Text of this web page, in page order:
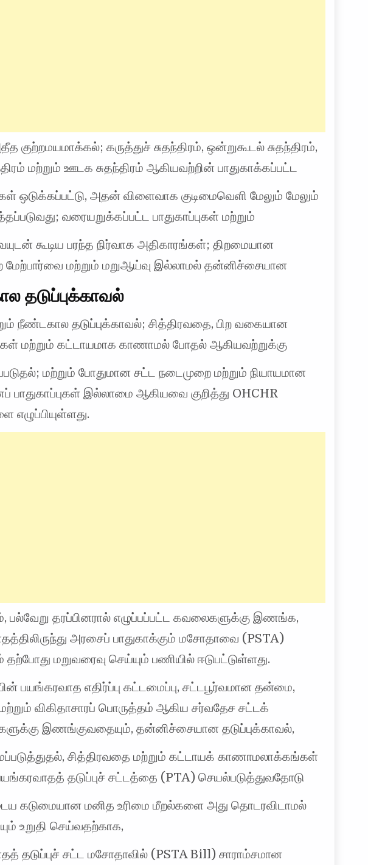
குற்றமயமாக்கல்; கருத்துச் சுதந்திரம், ஒன்றுகூடல் சுதந்திரம்,
மற்றும் ஊடக சுதந்திரம் ஆகியவற்றின் பாதுகாக்கப்பட்ட
ஒடுக்கப்பட்டு, அதன் விளைவாக குடிமைவெளி மேலும் மேலும்
வரையறுக்கப்பட்ட பாதுகாப்புகள் மற்றும்
கூடிய பரந்த நிர்வாக அதிகாரங்கள்; திறமையான
மேற்பார்வை மற்றும் மறுஆய்வு இல்லாமல் தன்னிச்சையான
தடுப்புக்காவல்
நீண்டகால தடுப்புக்காவல்; சித்திரவதை, பிற வகையான
மற்றும் கட்டாயமாக காணாமல் போதல் ஆகியவற்றுக்கு
மற்றும் போதுமான சட்ட நடைமுறை மற்றும் நியாயமான
பாதுகாப்புகள் இல்லாமை ஆகியவை குறித்து OHCHR
பல்வேறு தரப்பினரால் எழுப்பப்பட்ட கவலைகளுக்கு இணங்க,
அரசைப் பாதுகாக்கும் மசோதாவை (PSTA)
மறுவரைவு செய்யும் பணியில் ஈடுபட்டுள்ளது.
பயங்கரவாத எதிர்ப்பு கட்டமைப்பு, சட்டபூர்வமான தன்மை,
விகிதாசாரப் பொருத்தம் ஆகிய சர்வதேச சட்டக்
இணங்குவதையும், தன்னிச்சையான தடுப்புக்காவல்,
சித்திரவதை மற்றும் கட்டாயக் காணாமலாக்கங்கள்
தடுப்புச் சட்டத்தை (PTA) செயல்படுத்துவதோடு
கடுமையான மனித உரிமை மீறல்களை அது தொடரவிடாமல்
உறுதி செய்வதற்காக,
தடுப்புச் சட்ட மசோதாவில் (PSTA Bill) சாராம்சமான